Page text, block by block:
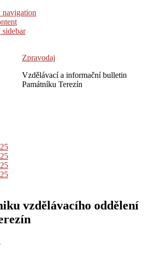
navigation
Zpravodaj
Vzdělávací a informační bulletin
Památníku Terezín
vzdělávacího oddělení